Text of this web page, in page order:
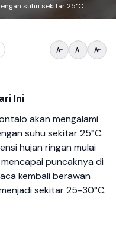
suhu sekitar 25°C.
Ini
akan mengalami
suhu sekitar 25°C.
hujan ringan mulai
puncaknya di
kembali berawan
sekitar 25-30°C.